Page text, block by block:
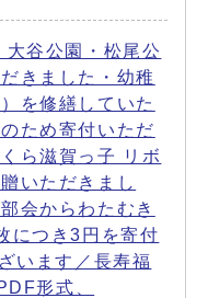
谷公園・松尾公
きました・幼稚
を修繕していた
ため寄付いただ
ら滋賀っ子 リボ
いただきまし
会からわたむき
につき3円を寄付
います／長寿福
形式、